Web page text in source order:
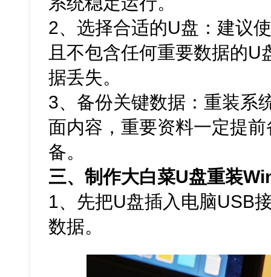
2、选择合适的U盘：建议
且不包含任何重要数据的
据丢失。
3、备份关键数据：重装系
面内容，重要资料一定提
备。
三、制作大白菜U盘重装
1、先把U盘插入电脑USB
数据。